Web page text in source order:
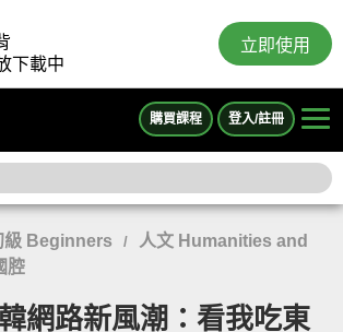
下載中
立即使用
購買課程 登入/註冊
級 Beginners /
人文 Humanities and
腔
韓網路新風潮：看我吃東